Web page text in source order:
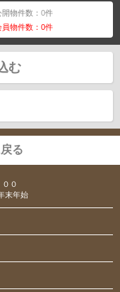
開物件数：0件
員物件数：0件
む
る
０
末年始